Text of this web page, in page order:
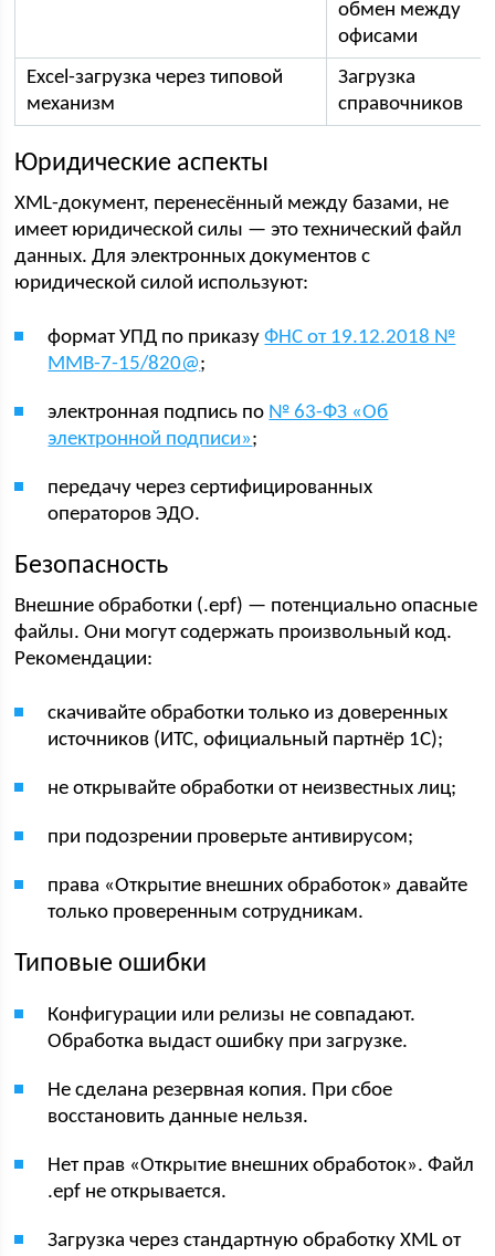
обмен между
офисами
Excel-загрузка через типовой
механизм
Загрузка
справочников
Юридические аспекты
XML-документ, перенесённый между базами, не
имеет юридической силы — это технический файл
данных. Для электронных документов с
юридической силой используют:
формат УПД по приказуФНС от 19.12.2018 №
ММВ-7-15/820@;
электронная подпись по № 63-ФЗ «Об
электронной подписи»;
передачу через сертифицированных
операторов ЭДО.
Безопасность
Внешние обработки (.epf) — потенциально опасные
файлы. Они могут содержать произвольный код.
Рекомендации:
скачивайте обработки только из доверенных
источников (ИТС, официальный партнёр 1С);
не открывайте обработки от неизвестных лиц;
при подозрении проверьте антивирусом;
права «Открытие внешних обработок» давайте
только проверенным сотрудникам.
Типовые ошибки
Конфигурации или релизы не совпадают.
Обработка выдаст ошибку при загрузке.
Не сделана резервная копия. При сбое
восстановить данные нельзя.
Нет прав «Открытие внешних обработок». Файл
.epf не открывается.
Загрузка через стандартную обработку XML от